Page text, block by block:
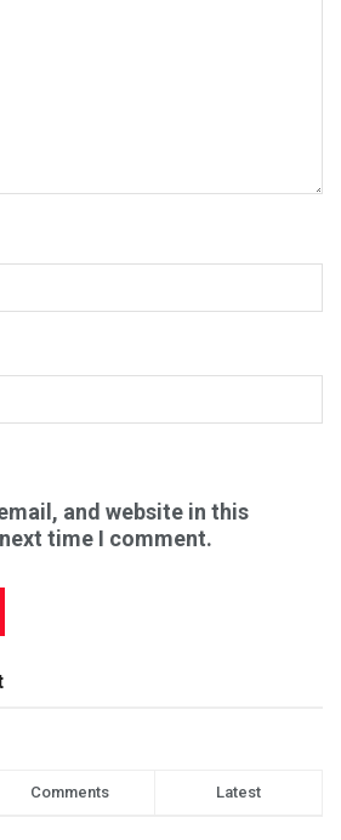
and website in this
time I comment.
Comments Latest